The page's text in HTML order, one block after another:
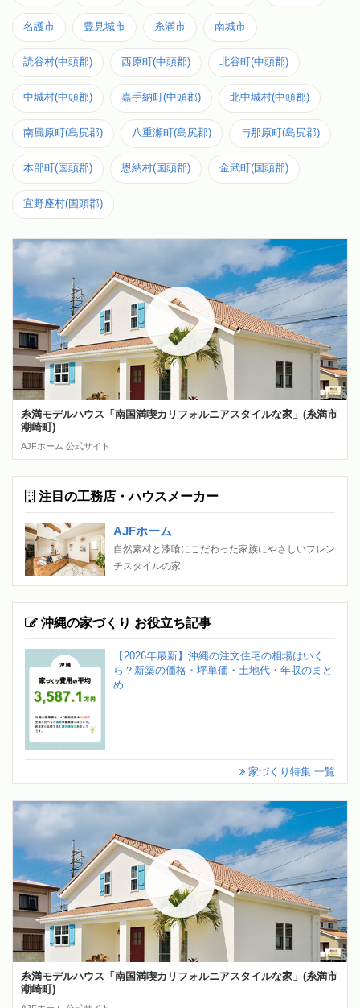
名護市 豊見城市 糸満市 南城市
読谷村(中頭郡) 西原町(中頭郡) 北谷町(中頭郡)
中城村(中頭郡) 嘉手納町(中頭郡) 北中城村(中頭郡)
南風原町(島尻郡) 八重瀬町(島尻郡) 与那原町(島尻郡)
本部町(国頭郡) 恩納村(国頭郡) 金武町(国頭郡)
宜野座村(国頭郡)
糸満モデルハウス「南国満喫カリフォルニアスタイルな家」(糸満市
潮崎町)
AJFホーム 公式サイト
注目の工務店・ハウスメーカー
AJFホーム
自然素材と漆喰にこだわった家族にやさしいフレン
チスタイルの家
沖縄の家づくり お役立ち記事
【2026年最新】沖縄の注文住宅の相場はいく
ら？新築の価格・坪単価・土地代・年収のまと
め
家づくり特集 一覧
糸満モデルハウス「南国満喫カリフォルニアスタイルな家」(糸満市
潮崎町)